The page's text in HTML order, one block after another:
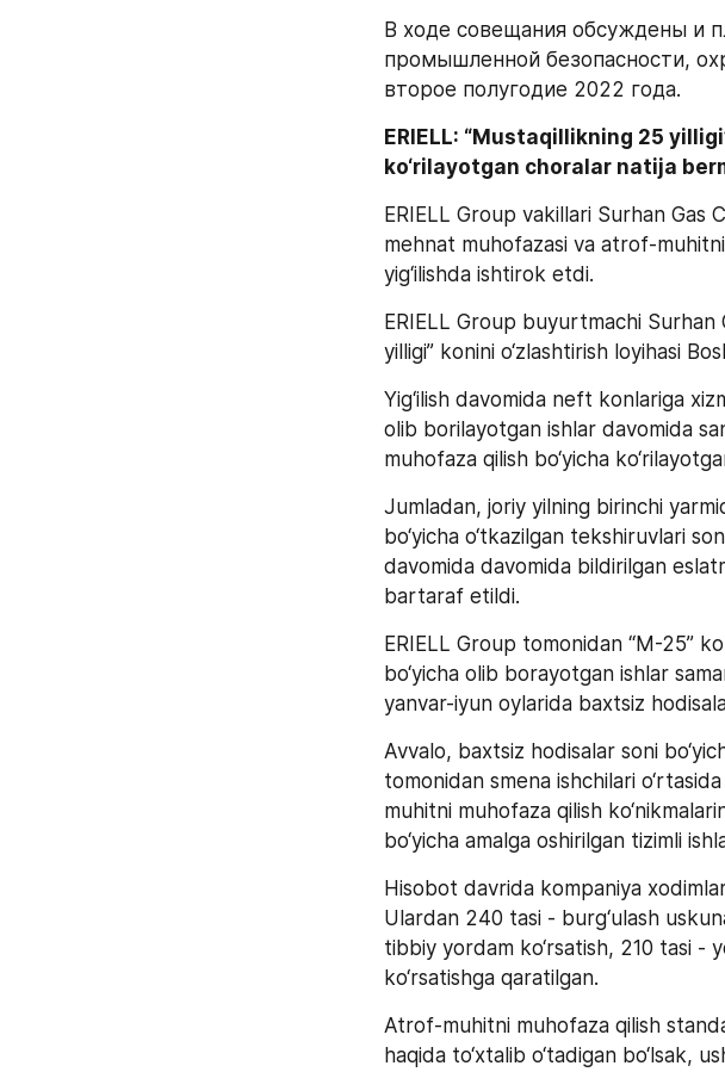
В ходе совещания обсуждены и
промышленной безопасности,
второе полугодие 2022 года.
ERIELL: “Mustaqillikning 25
ko‘rilayotgan choralar natija
ERIELL Group vakillari Surhan Gas
mehnat muhofazasi va atrof-
yig‘ilishda ishtirok etdi.
ERIELL Group buyurtmachi Surhan
yilligi” konini o‘zlashtirish loyihasi
Yig‘ilish davomida neft konlariga
olib borilayotgan ishlar davomida
muhofaza qilish bo‘yicha
Jumladan, joriy yilning birinchi
bo‘yicha o‘tkazilgan tekshiruvlari
davomida davomida bildirilgan
bartaraf etildi.
ERIELL Group tomonidan “M-25”
bo‘yicha olib borayotgan ishlar
yanvar-iyun oylarida baxtsiz
Avvalo, baxtsiz hodisalar soni
tomonidan smena ishchilari
muhitni muhofaza qilish
bo‘yicha amalga oshirilgan tizimli
Hisobot davrida kompaniya
Ulardan 240 tasi - burg‘ulash
tibbiy yordam ko‘rsatish, 210 tasi -
ko‘rsatishga qaratilgan.
Atrof-muhitni muhofaza qilish
haqida to‘xtalib o‘tadigan bo‘lsak,